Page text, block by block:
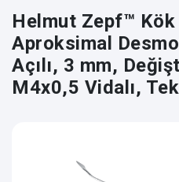
Helmut Zepf™
Aproksimal
Açılı, 3 mm,
M4x0,5 Vidalı,